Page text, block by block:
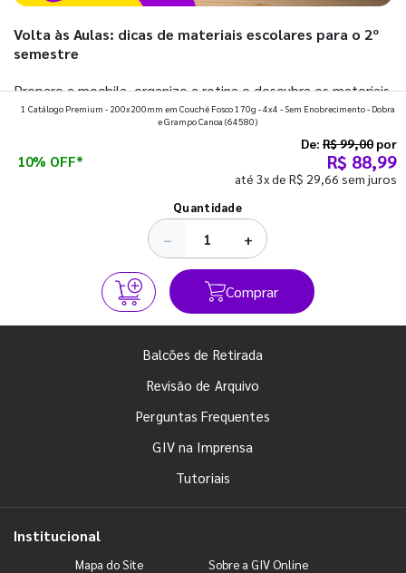
Volta às Aulas: dicas de materiais escolares para o 2º
semestre
Prepare a mochila, organize a rotina e descubra os materiais
que fazem toda diferença para começar o segundo
1 Catálogo Premium - 200x200mm em Couché Fosco 170g - 4x4 - Sem Enobrecimento - Dobra
e Grampo Canoa (64580)
10% OFF*
De: R$ 99,00 por
R$ 88,99
até 3x de R$ 29,66 sem juros
Quantidade
− +
Comprar
Balcões de Retirada
Revisão de Arquivo
Perguntas Frequentes
GIV na Imprensa
Tutoriais
Institucional
Mapa do Site Sobre a GIV Online